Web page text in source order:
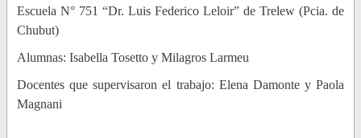
Escuela N° 751 “Dr. Luis Federico Leloir” de Trelew (Pcia. de
Chubut)
Alumnas: Isabella Tosetto y Milagros Larmeu
Docentes que supervisaron el trabajo: Elena Damonte y Paola
Magnani